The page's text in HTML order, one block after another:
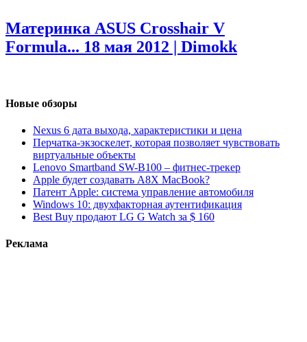
Материнка ASUS Crosshair V
Formula... 18 мая 2012 | Dimokk
Новые обзоры
Nexus 6 дата выхода, характеристики и цена
Перчатка-экзоскелет, которая позволяет чувствовать
виртуальные объекты
Lenovo Smartband SW-B100 – фитнес-трекер
Apple будет создавать A8X MacBook?
Патент Apple: система управление автомобиля
Windows 10: двухфакторная аутентификация
Best Buy продают LG G Watch за $ 160
Реклама